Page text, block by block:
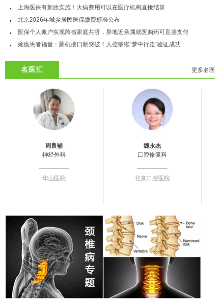
上海医保有新政实施！大病费用可以在医疗机构直接结算
北京2026年城乡居民医保缴费标准公布
医保个人账户实现跨省家庭共济，异地近亲属就医购药可直接支付
瘫痪患者福音：脑机接口新突破！人控猕猴“梦中行走”验证成功
名医汇 更多名医
周良辅
神经外科
华山医院
魏永杰
口腔修复科
北京口腔医院